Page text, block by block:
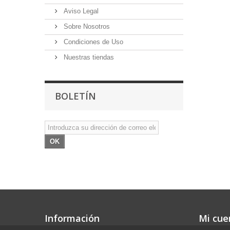
Aviso Legal
Sobre Nosotros
Condiciones de Uso
Nuestras tiendas
BOLETÍN
OK
Información Mi